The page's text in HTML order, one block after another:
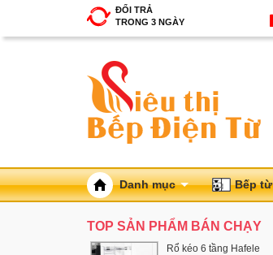
ĐỔI TRẢ
TRONG 3 NGÀY
Danh mục Bếp từ
TOP SẢN PHẨM BÁN CHẠY
Rổ kéo 6 tầng Hafele